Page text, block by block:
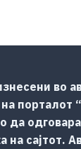
во
порталот
да
на сајтот.